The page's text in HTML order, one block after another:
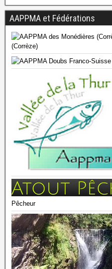
AAPPMA et Fédérations
(Corrèze)
Pêcheur